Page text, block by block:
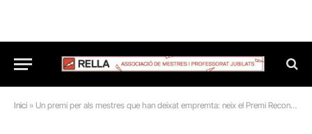
Inici » Un premi per als mestres que han deixat empremta: neix el Premi Reconeixement a la Trajectòria Docent